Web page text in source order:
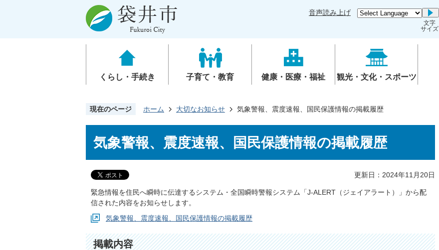
音声読み上げ Go
文字
サイズ
くらし・手続き 子育て・教育 健康・医療・福祉 観光・文化・スポーツ
現在のページ ホーム 大切なお知らせ 気象警報、震度速報、国民保護情報の掲載履歴
気象警報、震度速報、国民保護情報の掲載履歴
更新日：2024年11月20日
緊急情報を住民へ瞬時に伝達するシステム・全国瞬時警報システム「J-ALERT（ジェイアラート）」から配
信された内容をお知らせします。
気象警報、震度速報、国民保護情報の掲載履歴
掲載内容